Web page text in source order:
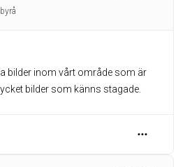
bilder inom vårt område som är
bilder som känns stagade.